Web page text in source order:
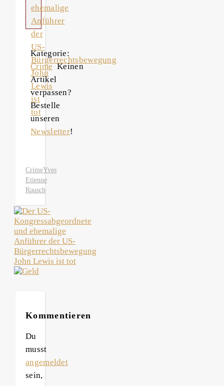
ehemalige
Anführer
der
US-
Bürgerrechtsbewegung
John
Lewis
ist
tot
Kategorie:
CrimeKeinen
Artikel
verpassen?
Bestelle
unseren
Newsletter!
CrimeYves
Etienne
Rausch
Kommentieren
Du
musst
angemeldet
sein,